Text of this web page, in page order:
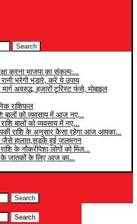
Search
करना भाजपा का संकल्प:...
भरेगी भंडारे, करें ये उपाय
अवरुद्ध, हजारों टूरिस्ट फंसे, मोबाइल
राशिफल
बालों को व्यवसाय में आज नए...
बालों को व्यवसाय में नए...
राशि के अनुसार कैसा रहेगा आज आपका...
जैसे हालात,सड़कें हुई जलमगन
के नौकरीपेशा लोगों को मिल...
के जातकों के लिए आज का...
Search
Search